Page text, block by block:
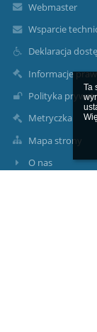
Ta
Webmaster
Wsparcie
Deklaracja
Informacje
Polityka
Metryczka
Mapa strony
O nas